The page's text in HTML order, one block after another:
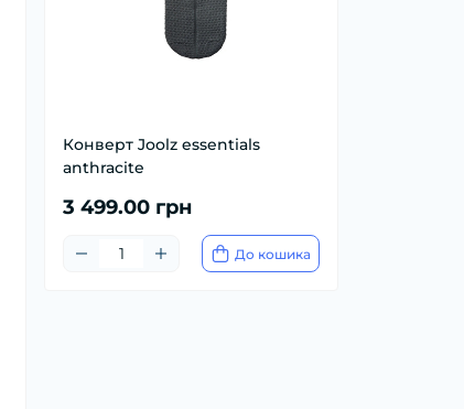
Конверт Joolz essentials
anthracite
3 499.00 грн
До кошика